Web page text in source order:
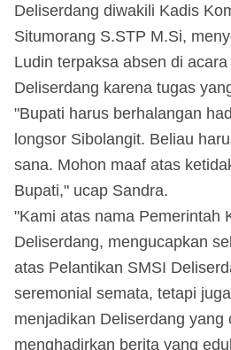
Deliserdang diwakili Kadis
Situmorang S.STP M.Si,
Ludin terpaksa absen di
Deliserdang karena tugas
"Bupati harus berhalangan
longsor Sibolangit. Beliau
sana. Mohon maaf atas
Bupati," ucap Sandra.
"Kami atas nama Pemerintah
Deliserdang, mengucapkan
atas Pelantikan SMSI
seremonial semata, tetapi
menjadikan Deliserdang yang
menghadirkan berita yang